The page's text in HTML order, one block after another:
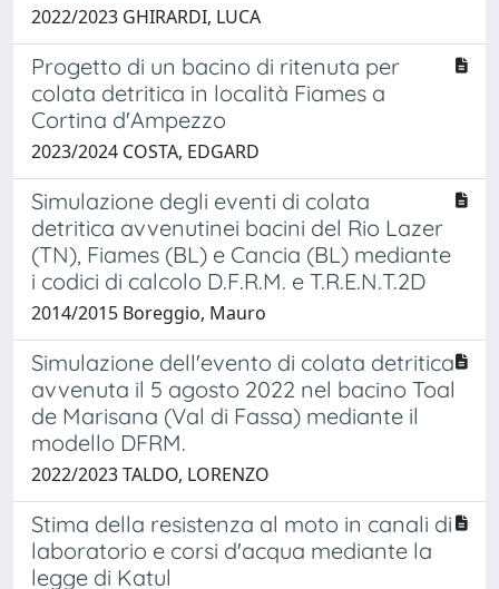
2022/2023 GHIRARDI, LUCA
Progetto di un bacino di ritenuta per
colata detritica in località Fiames a
Cortina d'Ampezzo
2023/2024 COSTA, EDGARD
Simulazione degli eventi di colata
detritica avvenutinei bacini del Rio Lazer
(TN), Fiames (BL) e Cancia (BL) mediante
i codici di calcolo D.F.R.M. e T.R.E.N.T.2D
2014/2015 Boreggio, Mauro
Simulazione dell'evento di colata detritica
avvenuta il 5 agosto 2022 nel bacino Toal
de Marisana (Val di Fassa) mediante il
modello DFRM.
2022/2023 TALDO, LORENZO
Stima della resistenza al moto in canali di
laboratorio e corsi d'acqua mediante la
legge di Katul